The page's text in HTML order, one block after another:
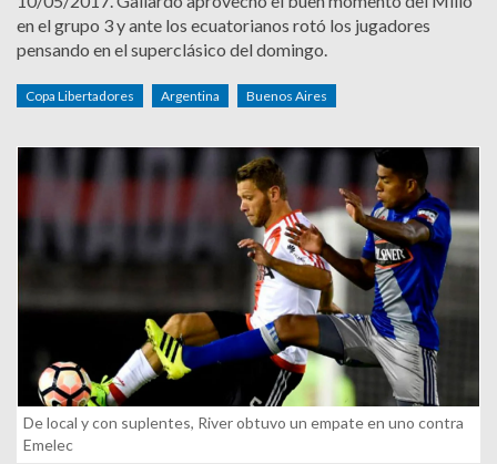
en el grupo 3 y ante los ecuatorianos rotó los jugadores
pensando en el superclásico del domingo.
Copa Libertadores Argentina Buenos Aires
De local y con suplentes, River obtuvo un empate en uno contra
Emelec